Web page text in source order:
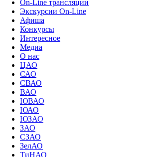
On-Line трансляции
Экскурсии On-Line
Афиша
Конкурсы
Интересное
Медиа
О нас
ЦАО
САО
СВАО
ВАО
ЮВАО
ЮАО
ЮЗАО
ЗАО
СЗАО
ЗелАО
ТиНАО